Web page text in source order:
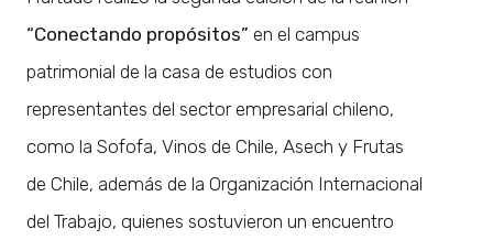
“Conectando propósitos” en el campus
patrimonial de la casa de estudios con
representantes del sector empresarial chileno,
como la Sofofa, Vinos de Chile, Asech y Frutas
de Chile, además de la Organización Internacional
del Trabajo, quienes sostuvieron un encuentro